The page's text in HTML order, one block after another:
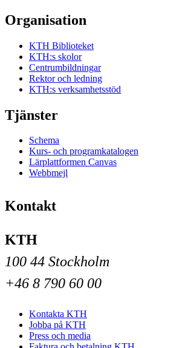
Organisation
KTH Biblioteket
KTH:s skolor
Centrumbildningar
Rektor och ledning
KTH:s verksamhetsstöd
Tjänster
Schema
Kurs- och programkatalogen
Lärplattformen Canvas
Webbmejl
Kontakt
KTH
100 44 Stockholm
+46 8 790 60 00
Kontakta KTH
Jobba på KTH
Press och media